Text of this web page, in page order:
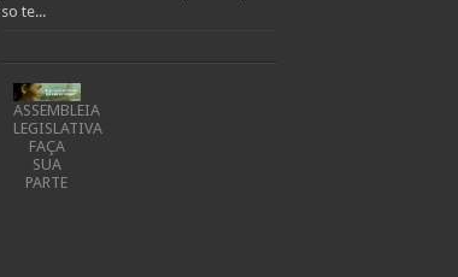
so te...
ASSEMBLEIA
LEGISLATIVA
FAÇA
SUA
PARTE